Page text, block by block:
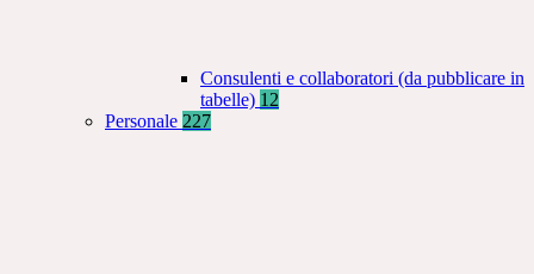
Consulenti e collaboratori (da pubblicare in
tabelle) 12
Personale 227